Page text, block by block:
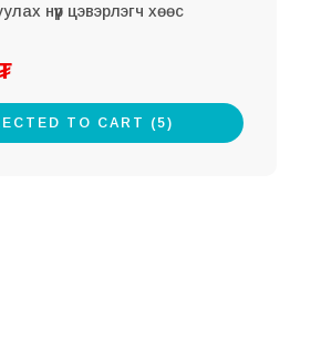
нүүр цэвэрлэгч хөөс
TO CART (5)